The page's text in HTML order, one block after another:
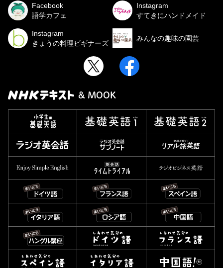
Facebook
語学カフェ
Instagram
すてきにハンドメイド
Instagram
きょうの料理ビギナーズ
みんなの趣味の園芸
& MOOK